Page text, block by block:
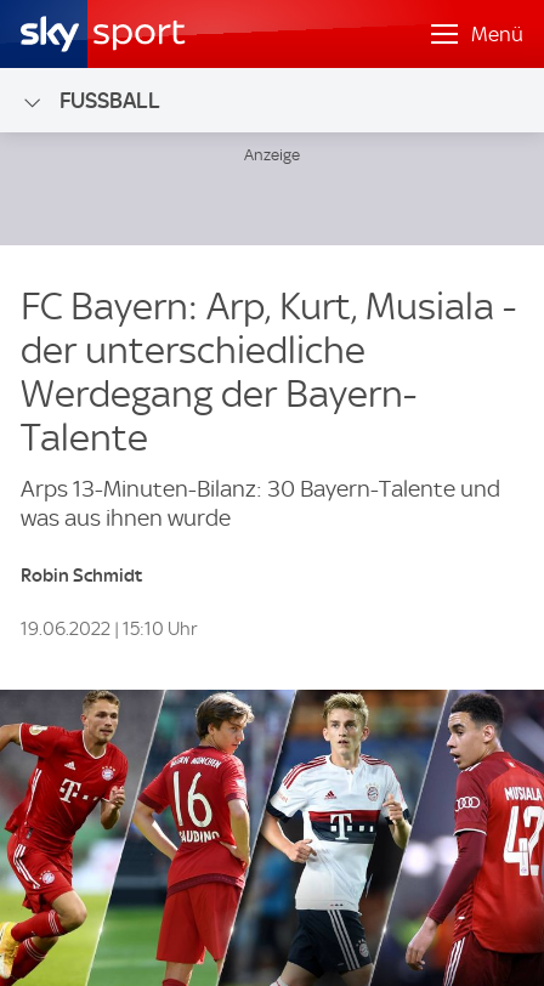
Menü
FUSSBALL
FC Bayern: Arp, Kurt, Musiala -
der unterschiedliche
Werdegang der Bayern-
Talente
Arps 13-Minuten-Bilanz: 30 Bayern-Talente und
was aus ihnen wurde
Robin Schmidt
19.06.2022 | 15:10 Uhr